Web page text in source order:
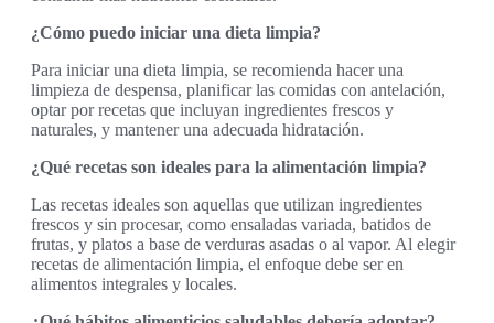
¿Cómo puedo iniciar una dieta limpia?
Para iniciar una dieta limpia, se recomienda hacer una
limpieza de despensa, planificar las comidas con antelación,
optar por recetas que incluyan ingredientes frescos y
naturales, y mantener una adecuada hidratación.
¿Qué recetas son ideales para la alimentación limpia?
Las recetas ideales son aquellas que utilizan ingredientes
frescos y sin procesar, como ensaladas variada, batidos de
frutas, y platos a base de verduras asadas o al vapor. Al elegir
recetas de alimentación limpia, el enfoque debe ser en
alimentos integrales y locales.